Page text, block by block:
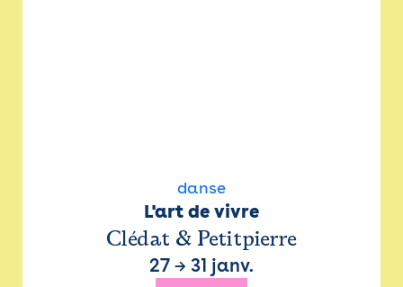
danse
L'art de vivre
Clédat & Petitpierre
27 → 31 janv.